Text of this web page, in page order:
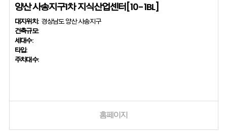
양산 사송지구1차 지식산업센터[10-1BL]
대지위치: 경상남도 양산 사송지구
건축규모:
세대수:
타입:
주차대수:
홈페이지